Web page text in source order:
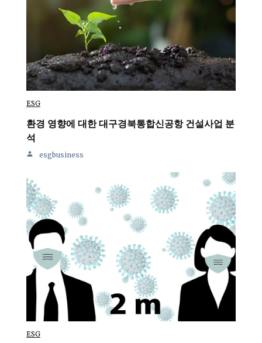
ESG
환경 영향에 대한 대구경북통합신공항 건설사업 분
석
esgbusiness
ESG